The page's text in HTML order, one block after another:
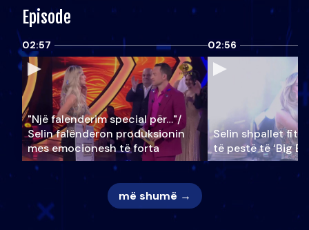
Episode
02:57
"Një falenderim special për…"/
Selin falënderon produksionin
mes emocionesh të forta
02:56
Selin shpallet
të pestë të ‘Big
më shumë →